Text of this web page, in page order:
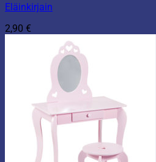
Eläinkirjain
2,90 €